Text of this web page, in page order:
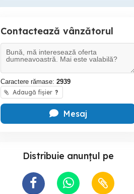
Contactează vânzătorul
Caractere rămase: 2939
Adaugă fișier ?
Mesaj
Distribuie anunțul pe